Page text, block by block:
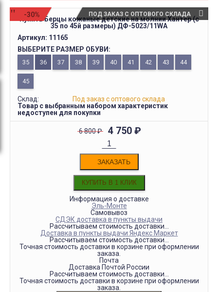
-30% ПОД ЗАКАЗ С ОПТОВОГО СКЛАДА
Купить Берцы кожаные детские на молнии Хантер (с
35 по 45й размеры) ДФ-5023/11WA
Артикул: 11165
ВЫБЕРИТЕ РАЗМЕР ОБУВИ:
35 36 37 38 39 40 41 42 43 44
45
Склад:
Под заказ с оптового склада
Товар с выбранным набором характеристик
недоступен для покупки
6 800₽ 4 750 ₽
ЗАКАЗАТЬ
Информация о доставке
Эль-Монте
Самовывоз
СДЭК доставка в пункты выдачи
Рассчитываем стоимость доставки...
Доставка в пункты выдачи Яндекс Маркет
Рассчитываем стоимость доставки...
Точная стоимость доставки в корзине при оформлении
заказа.
Почта
Доставка Почтой России
Рассчитываем стоимость доставки...
Точная стоимость доставки в корзине при оформлении
заказа.